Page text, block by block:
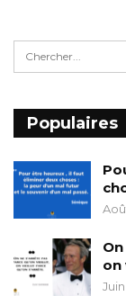
Populaires
on